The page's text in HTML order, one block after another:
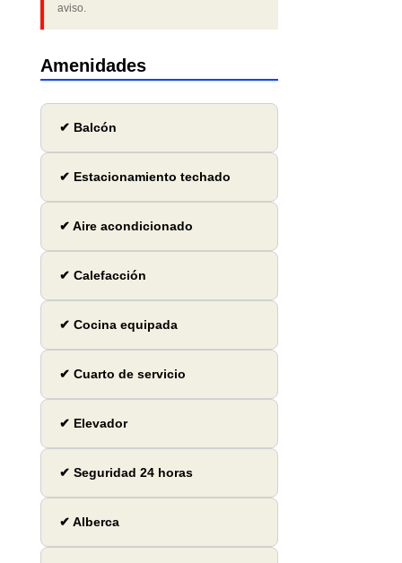
aviso.
Amenidades
✔ Balcón
✔ Estacionamiento techado
✔ Aire acondicionado
✔ Calefacción
✔ Cocina equipada
✔ Cuarto de servicio
✔ Elevador
✔ Seguridad 24 horas
✔ Alberca